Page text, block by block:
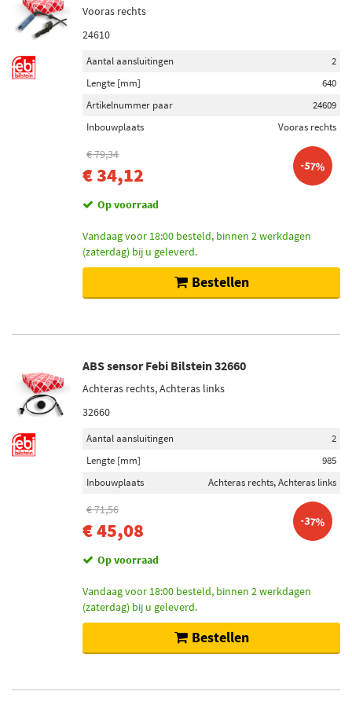
Vooras rechts
24610
Aantal aansluitingen
2
Lengte [mm]
640
Artikelnummer paar
24609
Inbouwplaats
Vooras rechts
€ 79,34
€ 34,12 -57%
Op voorraad
Vandaag voor 18:00 besteld, binnen 2 werkdagen
(zaterdag) bij u geleverd.
Bestellen
ABS sensor Febi Bilstein 32660
Achteras rechts, Achteras links
32660
Aantal aansluitingen
2
Lengte [mm]
985
Inbouwplaats
Achteras rechts, Achteras links
€ 71,56
€ 45,08 -37%
Op voorraad
Vandaag voor 18:00 besteld, binnen 2 werkdagen
(zaterdag) bij u geleverd.
Bestellen